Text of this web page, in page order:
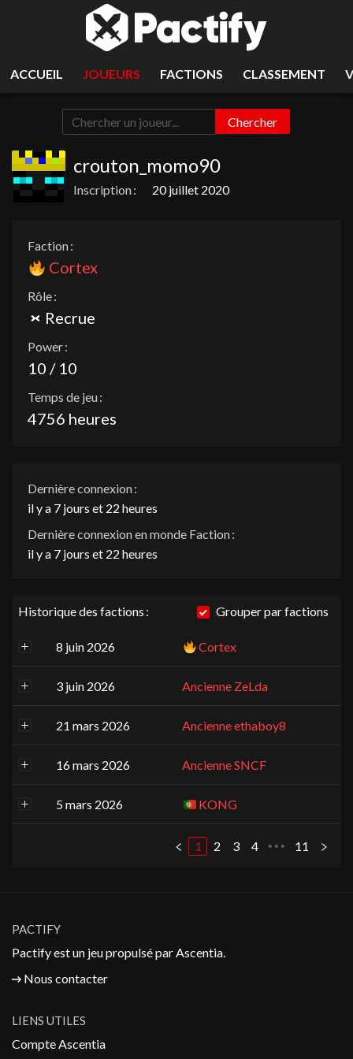
ACCUEIL JOUEURS FACTIONS CLASSEMENT
Chercher
crouton_momo90
Inscription : 20 juillet 2020
Faction :
Cortex
Rôle :
Recrue
Power :
10 / 10
Temps de jeu :
4756 heures
Dernière connexion :
il y a 7 jours et 22 heures
Dernière connexion en monde Faction :
il y a 7 jours et 22 heures
Historique des factions : Grouper par factions
8 juin 2026 Cortex
3 juin 2026 Ancienne ZeLda
21 mars 2026 Ancienne ethaboy8
16 mars 2026 Ancienne SNCF
5 mars 2026 KONG
1 2 3 4 ••• 11
PACTIFY
Pactify est un jeu propulsé parAscentia.
Nous contacter
LIENS UTILES
Compte Ascentia